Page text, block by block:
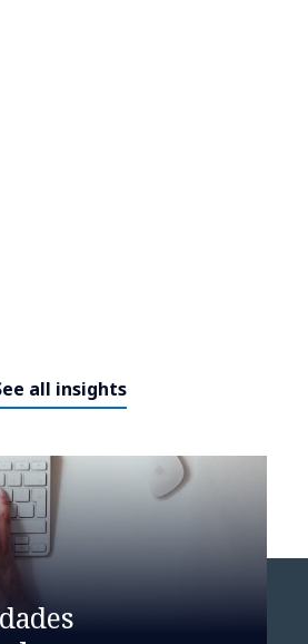
ENGIE han
alianza
impulsar de
el crecimiento
all insights